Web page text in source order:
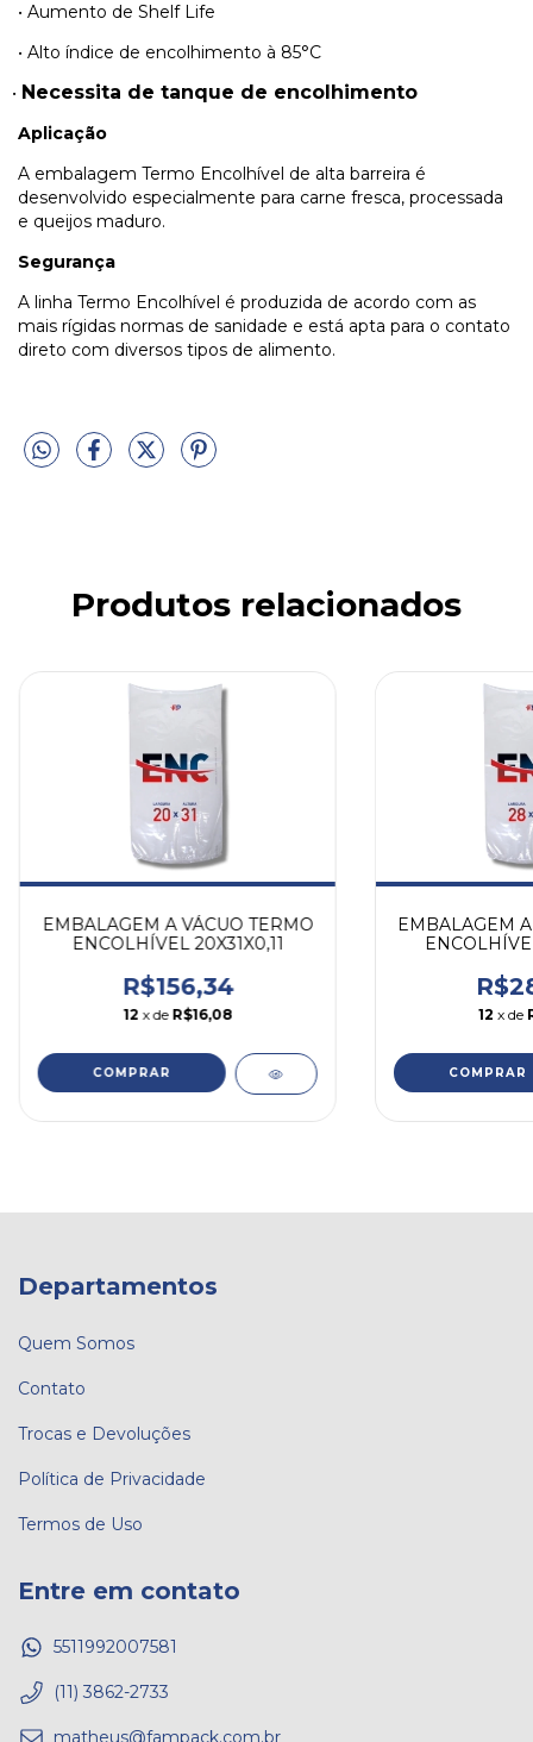
• Aumento de Shelf Life
• Alto índice de encolhimento à 85°C
• Necessita de tanque de encolhimento
Aplicação
A embalagem Termo Encolhível de alta barreira é
desenvolvido especialmente para carne fresca, processada
e queijos maduro.
Segurança
A linha Termo Encolhível é produzida de acordo com as
mais rígidas normas de sanidade e está apta para o contato
direto com diversos tipos de alimento.
Produtos relacionados
EMBALAGEM A VÁCUO TERMO
ENCOLHÍVEL 20X31X0,11
R$156,34
12 x de R$16,08
COMPRAR
EMBALAGEM
12 x de
COMPRAR
Departamentos
Quem Somos
Contato
Trocas e Devoluções
Política de Privacidade
Termos de Uso
Entre em contato
5511992007581
(11) 3862-2733